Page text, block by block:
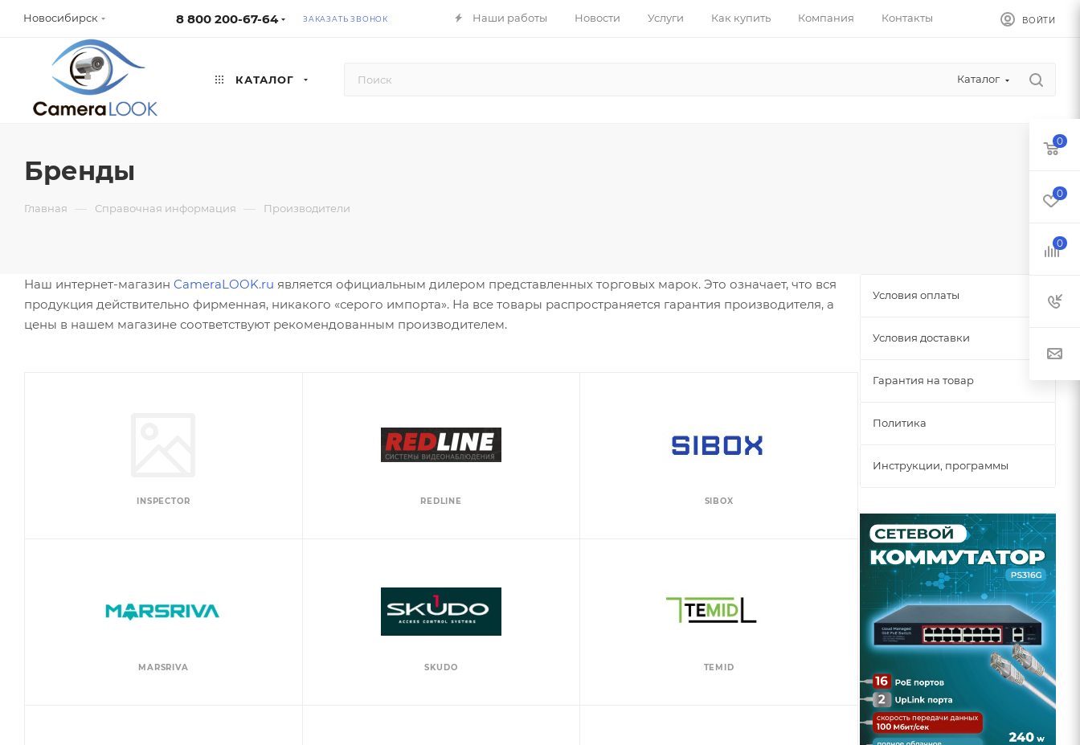
Новосибирск 8 800 200-67-64 ЗАКАЗАТЬ ЗВОНОК Наши работы Новости Услуги Как купить Компания Контакты ВОЙТИ
КАТАЛОГ Каталог
Бренды
Главная — Справочная информация — Производители
Наш интернет-магазин CameraLOOK.ru является официальным дилером представленных торговых марок. Это означает, что вся
продукция действительно фирменная, никакого «серого импорта». На все товары распространяется гарантия производителя, а
цены в нашем магазине соответствуют рекомендованным производителем.
INSPECTOR REDLINE SIBOX
MARSRIVA SKUDO TEMID
Условия оплаты
Условия доставки
Гарантия на товар
Политика
Инструкции, программы
0
0
0